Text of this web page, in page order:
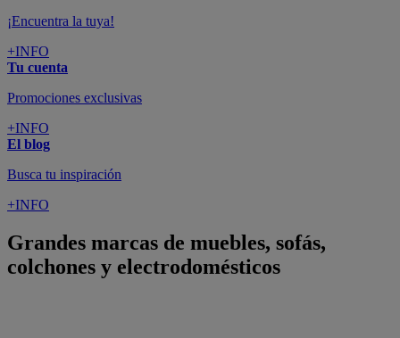
¡Encuentra la tuya!
+INFO
Tu cuenta
Promociones exclusivas
+INFO
El blog
Busca tu inspiración
+INFO
Grandes marcas de muebles, sofás,
colchones y electrodomésticos